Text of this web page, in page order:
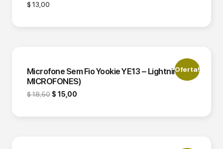
$ 13,00
Oferta!
Microfone Sem Fio Yookie YE13 – Lightning (2
MICROFONES)
$18,50 $ 15,00